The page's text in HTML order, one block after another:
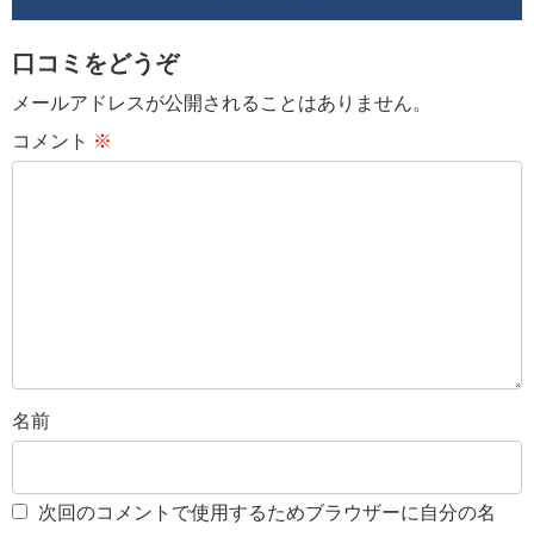
口コミをどうぞ
メールアドレスが公開されることはありません。
コメント ※
名前
次回のコメントで使用するためブラウザーに自分の名